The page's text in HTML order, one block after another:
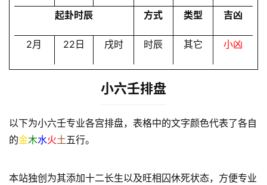
起卦时辰 方式 类型 吉凶
2月 22日 戌时 时辰 其它 小凶
小六壬排盘
以下为小六壬专业各宫排盘，表格中的文字颜色代表了各自
的金木水火土五行。
本站独创为其添加十二长生以及旺相囚休死状态，方便专业